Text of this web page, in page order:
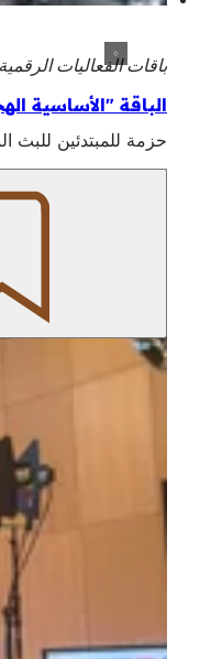
باقات الفعاليات
الباقة "الأساسية
حزمة للمبتدئين للبث